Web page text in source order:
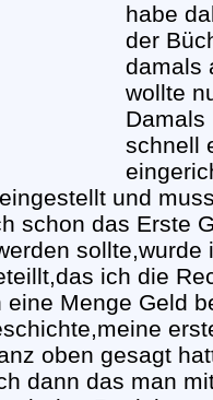
habe
der
damals
wollte
Damals
schnell
und
schon das Erste
ich die
Menge Geld
oben gesagt
dann das man